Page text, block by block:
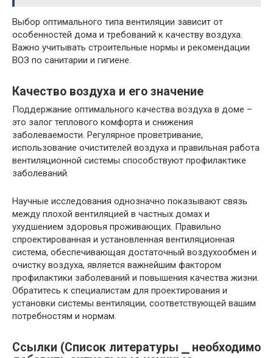
Выбор оптимального типа вентиляции зависит от
особенностей дома и требований к качеству воздуха.
Важно учитывать строительные нормы и рекомендации
ВОЗ по санитарии и гигиене.
Качество воздуха и его значение
Поддержание оптимального качества воздуха в доме –
это залог теплового комфорта и снижения
заболеваемости. Регулярное проветривание,
использование очистителей воздуха и правильная работа
вентиляционной системы способствуют профилактике
заболеваний.
Научные исследования однозначно показывают связь
между плохой вентиляцией в частных домах и
ухудшением здоровья проживающих. Правильно
спроектированная и установленная вентиляционная
система, обеспечивающая достаточный воздухообмен и
очистку воздуха, является важнейшим фактором
профилактики заболеваний и повышения качества жизни.
Обратитесь к специалистам для проектирования и
установки системы вентиляции, соответствующей вашим
потребностям и нормам.
Ссылки (Список литературы ⎯ необходимо